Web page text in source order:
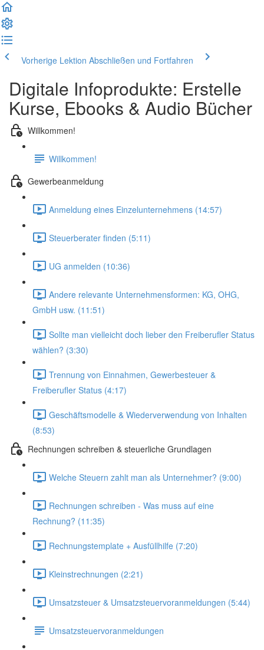
Vorherige Lektion Abschließen und Fortfahren
Digitale Infoprodukte: Erstelle
Kurse, Ebooks & Audio Bücher
Willkommen!
Willkommen!
Gewerbeanmeldung
Anmeldung eines Einzelunternehmens (14:57)
Steuerberater finden (5:11)
UG anmelden (10:36)
Andere relevante Unternehmensformen: KG, OHG,
GmbH usw. (11:51)
Sollte man vielleicht doch lieber den Freiberufler Status
wählen? (3:30)
Trennung von Einnahmen, Gewerbesteuer &
Freiberufler Status (4:17)
Geschäftsmodelle & Wiederverwendung von Inhalten
(8:53)
Rechnungen schreiben & steuerliche Grundlagen
Welche Steuern zahlt man als Unternehmer? (9:00)
Rechnungen schreiben - Was muss auf eine
Rechnung? (11:35)
Rechnungstemplate + Ausfüllhilfe (7:20)
Kleinstrechnungen (2:21)
Umsatzsteuer & Umsatzsteuervoranmeldungen (5:44)
Umsatzsteuervoranmeldungen